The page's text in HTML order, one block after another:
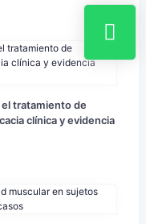
tratamiento de
clínica y evidencia